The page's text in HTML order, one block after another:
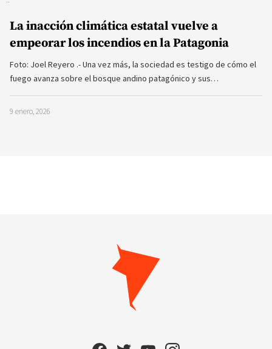
La inacción climática estatal vuelve a
empeorar los incendios en la Patagonia
Foto: Joel Reyero .- Una vez más, la sociedad es testigo de cómo el
fuego avanza sobre el bosque andino patagónico y sus…
9 enero, 2026